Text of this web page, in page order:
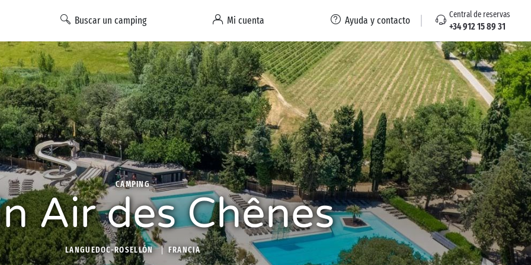
Buscar un camping Mi cuenta Ayuda y contacto Central de reservas
+34 912 15 89 31
CAMPING
Air des Chênes
LANGUEDOC-ROSELLÓN FRANCIA